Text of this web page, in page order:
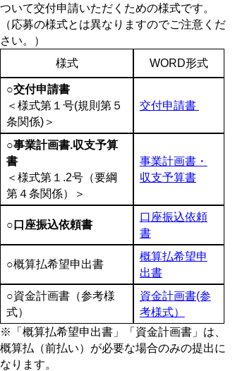
ついて交付申請いただくための様式です。
（応募の様式とは異なりますのでご注意くだ
さい。）
様式
WORD形式
○交付申請書
＜様式第１号(規則第５
条関係)＞
交付申請書
○事業計画書.収支予算
書
＜様式第１.2号（要綱
第４条関係）＞
事業計画書・
収支予算書
○口座振込依頼書
口座振込依頼
書
○概算払希望申出書
概算払希望申
出書
○資金計画書（参考様
式）
資金計画書(参
考様式）
※「概算払希望申出書」「資金計画書」は、
概算払（前払い）が必要な場合のみの提出に
なります。